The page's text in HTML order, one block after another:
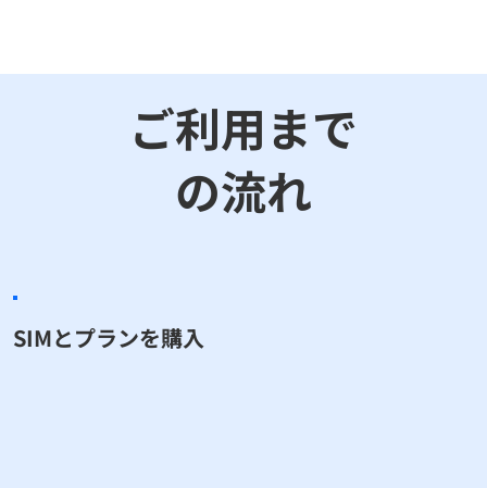
​SIMとプランを購入
ご利用まで
の流れ